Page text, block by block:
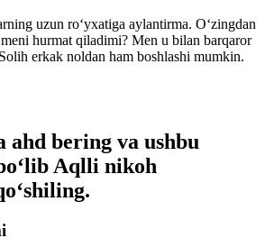
uzun roʻyxatiga aylantirma. Oʻzingdan
hurmat qiladimi? Men u bilan barqaror
erkak noldan ham boshlashi mumkin.
bering va ushbu
Aqlli nikoh